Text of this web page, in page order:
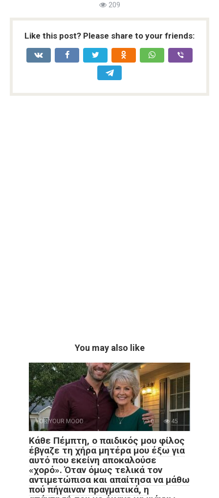
209
Like this post? Please share to your friends:
You may also like
FOR YOUR MOOD 0 45
Κάθε Πέμπτη, ο παιδικός μου φίλος
έβγαζε τη χήρα μητέρα μου έξω για
αυτό που εκείνη αποκαλούσε
«χορό». Όταν όμως τελικά τον
αντιμετώπισα και απαίτησα να μάθω
πού πήγαιναν πραγματικά, η